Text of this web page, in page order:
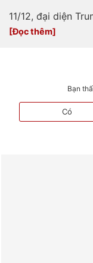
11/12, đại diện
Bạn
Có